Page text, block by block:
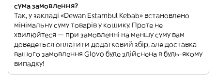
сума замовлення?
Так, у закладі «Dewan Estambul Kebab» встановлено
мінімальну суму товарів у кошику. Проте не
хвилюйтеся — при замовленні на меншу суму вам
доведеться оплатити додатковий збір, але доставка
вашого замовлення Glovo буде здійснена в будь-якому
випадку!